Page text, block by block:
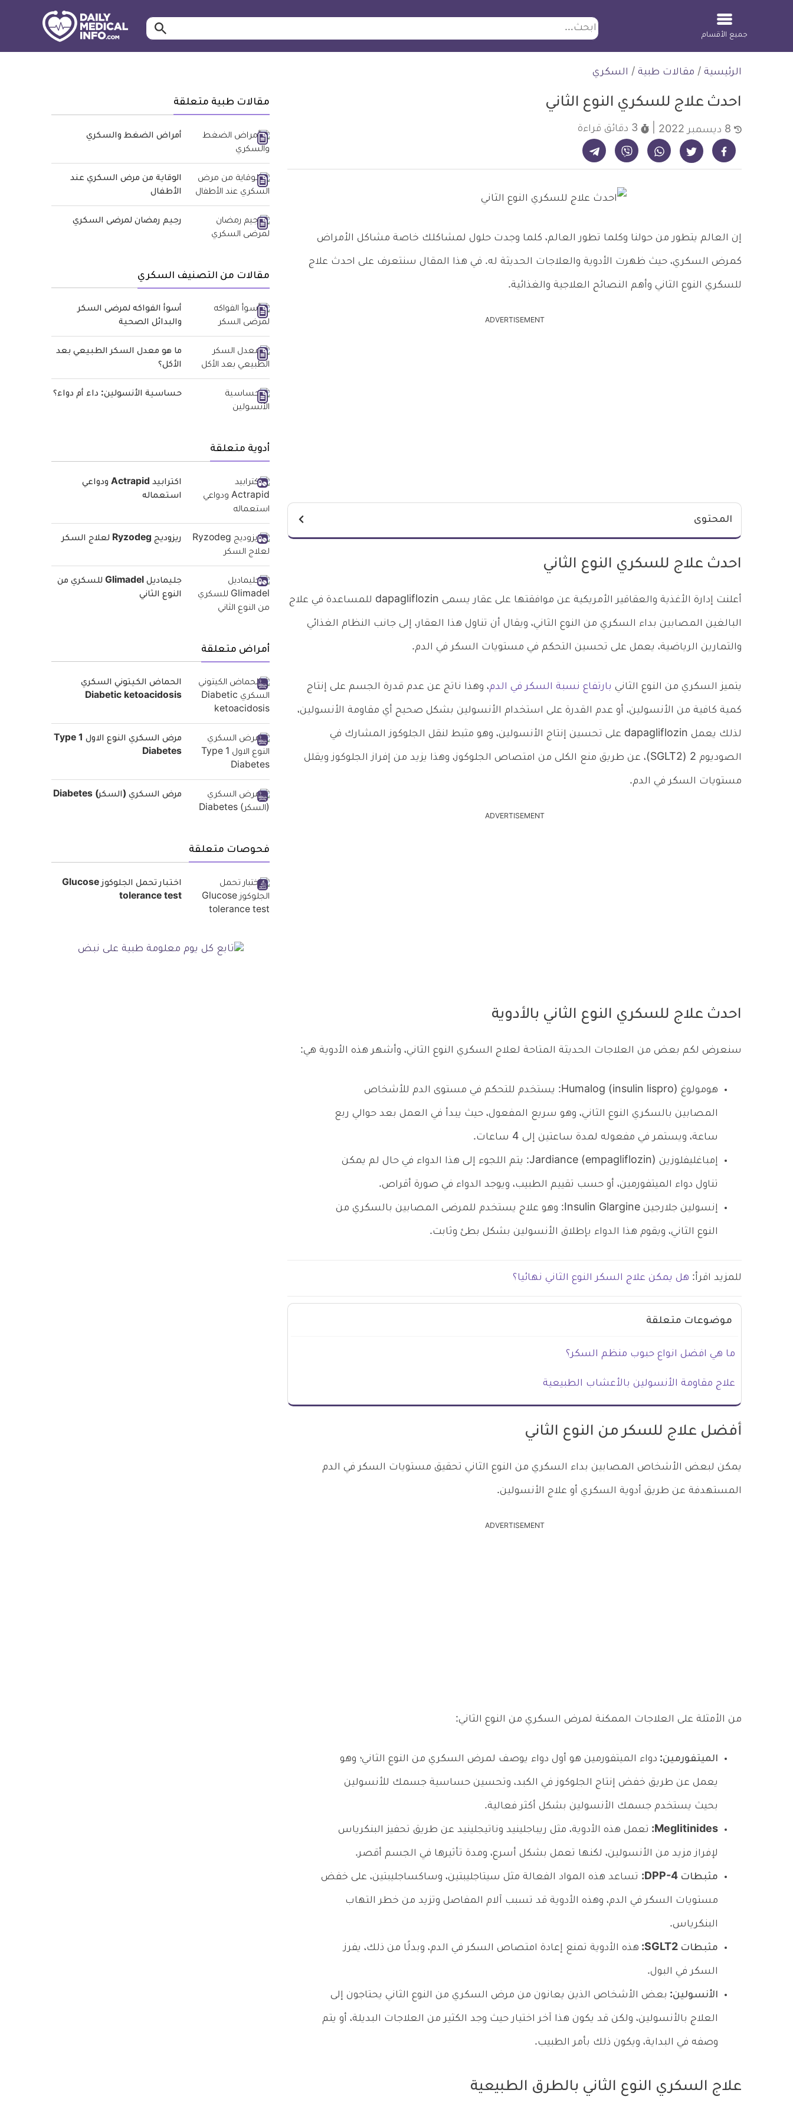
ابحث ابحث…
جميع الأقسام
الرئيسية / مقالات طبية / السكري
احدث علاج للسكري النوع الثاني
3 دقائق قراءة
شارك على فيسبوك - ديلي ميديكال انفو شارك على تويتر - ديلي ميديكال انفو شارك على واتساب - ديلي ميديكال انفو شارك على فايبر - ديلي ميديكال انفو شارك على تيليجرام - ديلي ميديكال انفو
إن العالم يتطور من حولنا وكلما تطور العالم، كلما وجدت حلول لمشاكلك خاصة مشاكل الأمراض
كمرض السكري، حيث ظهرت الأدوية والعلاجات الحديثة له. في هذا المقال سنتعرف على احدث علاج
للسكري النوع الثاني وأهم النصائح العلاجية والغذائية.
ADVERTISEMENT
المحتوى
احدث علاج للسكري النوع الثاني
أعلنت إدارة الأغذية والعقاقير الأمريكية عن موافقتها على عقار يسمى dapagliflozin للمساعدة في علاج
البالغين المصابين بداء السكري من النوع الثاني، ويقال أن تناول هذا العقار، إلى جانب النظام الغذائي
والتمارين الرياضية، يعمل على تحسين التحكم في مستويات السكر في الدم.
يتميز السكري من النوع الثاني بارتفاع نسبة السكر في الدم، وهذا ناتج عن عدم قدرة الجسم على إنتاج
كمية كافية من الأنسولين، أو عدم القدرة على استخدام الأنسولين بشكل صحيح أي مقاومة الأنسولين،
لذلك يعمل dapagliflozin على تحسين إنتاج الأنسولين، وهو مثبط لنقل الجلوكوز المشارك في
الصوديوم 2 (SGLT2)، عن طريق منع الكلى من امتصاص الجلوكوز، وهذا يزيد من إفراز الجلوكوز ويقلل
مستويات السكر في الدم.
ADVERTISEMENT
احدث علاج للسكري النوع الثاني بالأدوية
سنعرض لكم بعض من العلاجات الحديثة المتاحة لعلاج السكري النوع الثاني، وأشهر هذه الأدوية هي:
هومولوغ Humalog (insulin lispro): يستخدم للتحكم في مستوى الدم للأشخاص
المصابين بالسكري النوع الثاني، وهو سريع المفعول، حيث يبدأ في العمل بعد حوالي ربع
ساعة، ويستمر في مفعوله لمدة ساعتين إلى 4 ساعات.
إمباغليفلوزين Jardiance (empagliflozin): يتم اللجوء إلى هذا الدواء في حال لم يمكن
تناول دواء الميتفورمين، أو حسب تقييم الطبيب، ويوجد الدواء في صورة أقراص.
إنسولين جلارجين Insulin Glargine: وهو علاج يستخدم للمرضى المصابين بالسكري من
النوع الثاني، ويقوم هذا الدواء بإطلاق الأنسولين بشكل بطئ وثابت.
للمزيد اقرأ: هل يمكن علاج السكر النوع الثاني نهائيا؟
موضوعات متعلقة
ما هي افضل انواع حبوب منظم السكر؟
علاج مقاومة الأنسولين بالأعشاب الطبيعية
أفضل علاج للسكر من النوع الثاني
يمكن لبعض الأشخاص المصابين بداء السكري من النوع الثاني تحقيق مستويات السكر في الدم
المستهدفة عن طريق أدوية السكري أو علاج الأنسولين.
ADVERTISEMENT
من الأمثلة على العلاجات الممكنة لمرض السكري من النوع الثاني:
الميتفورمين: دواء الميتفورمين هو أول دواء يوصف لمرض السكري من النوع الثاني؛ وهو
يعمل عن طريق خفض إنتاج الجلوكوز في الكبد، وتحسين حساسية جسمك للأنسولين
بحيث يستخدم جسمك الأنسولين بشكل أكثر فعالية.
Meglitinides: تعمل هذه الأدوية، مثل ريباجلينيد وناتيجلينيد عن طريق تحفيز البنكرياس
لإفراز مزيد من الأنسولين، لكنها تعمل بشكل أسرع، ومدة تأثيرها في الجسم أقصر.
مثبطات DPP-4: تساعد هذه المواد الفعالة مثل سيتاجليبتين، وساكساجليبتين، على خفض
مستويات السكر في الدم، وهذه الأدوية قد تسبب آلام المفاصل وتزيد من خطر التهاب
البنكرياس.
مثبطات SGLT2: هذه الأدوية تمنع إعادة امتصاص السكر في الدم، وبدلًا من ذلك، يفرز
السكر في البول.
الأنسولين: بعض الأشخاص الذين يعانون من مرض السكري من النوع الثاني يحتاجون إلى
العلاج بالأنسولين، ولكن قد يكون هذا آخر اختيار حيث وجد الكثير من العلاجات البديلة، أو يتم
وصفه في البداية، ويكون ذلك بأمر الطبيب.
علاج السكري النوع الثاني بالطرق الطبيعية
مقالات طبية متعلقة
أمراض الضغط والسكري
الوقاية من مرض السكري عند
الأطفال
رجيم رمضان لمرضى السكري
مقالات من التصنيف السكري
أسوأ الفواكه لمرضى السكر
والبدائل الصحية
ما هو معدل السكر الطبيعي بعد
الأكل؟
حساسية الأنسولين: داء أم دواء؟
أدوية متعلقة
اكترابيد Actrapid ودواعي
استعماله
ريزوديج Ryzodeg لعلاج السكر
جليماديل Glimadel للسكري من
النوع الثاني
أمراض متعلقة
الحماض الكيتوني السكري
Diabetic ketoacidosis
مرض السكري النوع الاول Type 1
Diabetes
مرض السكري (السكر) Diabetes
فحوصات متعلقة
اختبار تحمل الجلوكوز Glucose
tolerance test